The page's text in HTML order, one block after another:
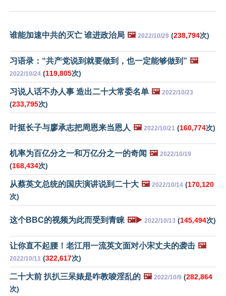
谁能加速中共的灭亡 谁进政治局 🖼️ 2022/10/29 (238,794次)
习语录：“共产党说到就要做到，也一定能够做到” 🖼️
2022/10/24 (119,805次)
习说人话不办人事 造出二十大常委名单 🖼️ 2022/10/23
(233,795次)
叶挺长子与廖承志把周恩来当恩人 🖼️ 2022/10/21 (160,774次)
机率为百亿分之一和万亿分之一的奇闻 🖼️ 2022/10/19
(168,434次)
从蔡英文总统的国庆演讲说到二十大 🖼️ 2022/10/14 (170,120
次)
这个BBC的视频为此而受到青睐 🖼️▶️ 2022/10/13 (145,494次)
让你直不起腰！老江用一流英文面对小宋丈夫的袭击 🖼️
2022/10/11 (322,617次)
二十大前 扒扒三呆婊是咋教唆淫乱的 🖼️ 2022/10/9 (282,864
次)